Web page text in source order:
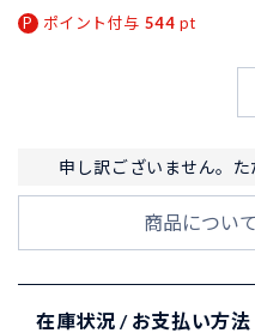
ポイント付与 544 pt
申し訳ございません。た
商品につい
在庫状況 / お支払い方法